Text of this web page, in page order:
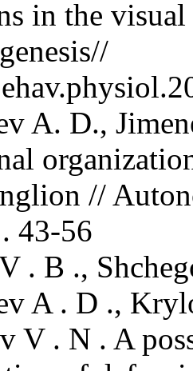
in the
A. D.,
//
43-56
. B .,
A . D .,
V . N . A